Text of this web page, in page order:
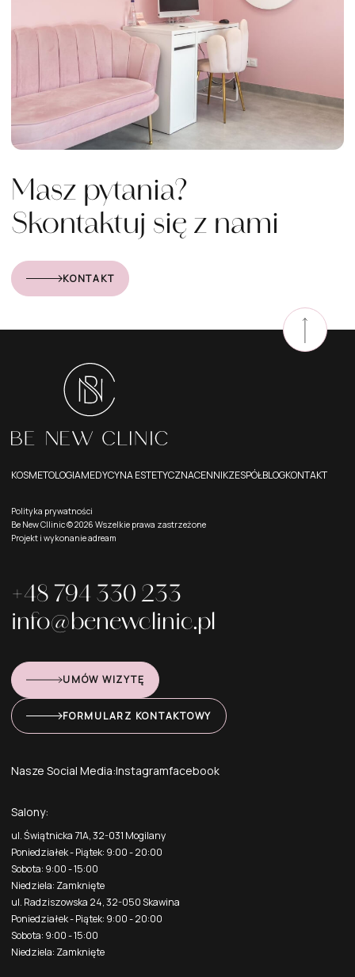
Masz pytania?
Skontaktuj się z nami
KONTAKT
KOSMETOLOGIAMEDYCYNA ESTETYCZNACENNIKZESPÓŁBLOGKONTAKT
Polityka prywatności
Be New Cllinic ©2026 Wszelkie prawa zastrzeżone
Projekt i wykonanieadream
+48 794 330 233
info@benewclinic.pl
UMÓW WIZYTĘ
FORMULARZ KONTAKTOWY
Nasze Social Media:Instagramfacebook
Salony:
ul. Świątnicka 71A, 32-031 Mogilany
Poniedziałek - Piątek: 9:00 - 20:00
Sobota: 9:00 - 15:00
Niedziela: Zamknięte
ul. Radziszowska 24, 32-050 Skawina
Poniedziałek - Piątek: 9:00 - 20:00
Sobota: 9:00 - 15:00
Niedziela: Zamknięte